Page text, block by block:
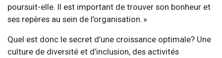
poursuit-elle. Il est important de trouver son bonheur et
ses repères au sein de l’organisation. »
Quel est donc le secret d’une croissance optimale? Une
culture de diversité et d’inclusion, des activités